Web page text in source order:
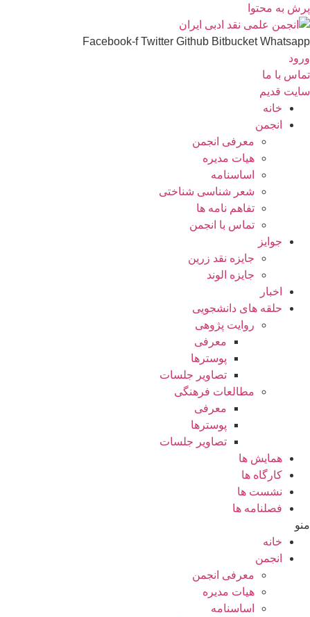
پرش به محتوا
Facebook-f Twitter Github Bitbucket Whatsapp
ورود
تماس با ما
سایت قدیم
خانه
انجمن
معرفی انجمن
هیات مدیره
اساسنامه
شعر شناسی شناختی
تفاهم نامه ها
تماس با انجمن
جوایز
جایزه نقد زرین
جایزه الوند
اخبار
حلقه های دانشجویی
روایت پژوهی
معرفی
پوسترها
تصاویر جلسات
مطالعات فرهنگی
معرفی
پوسترها
تصاویر جلسات
همایش ها
کارگاه ها
نشست ها
فصلنامه ها
منو
خانه
انجمن
معرفی انجمن
هیات مدیره
اساسنامه